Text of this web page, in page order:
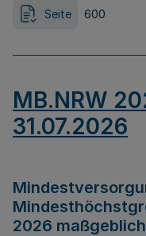
Seite 600
MB.NRW
31.07.2026
2026